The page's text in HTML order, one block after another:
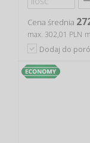
Cena średnia
max. 302,01 PLN
Dodaj do